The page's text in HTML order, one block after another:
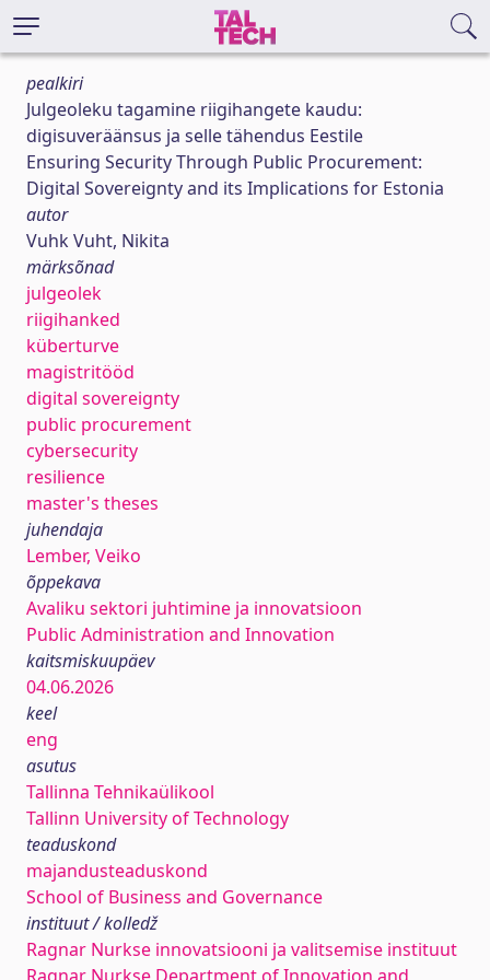
pealkiri
Julgeoleku tagamine riigihangete kaudu:
digisuveräänsus ja selle tähendus Eestile
Ensuring Security Through Public Procurement:
Digital Sovereignty and its Implications for Estonia
autor
Vuhk Vuht, Nikita
märksõnad
julgeolek
riigihanked
küberturve
magistritööd
digital sovereignty
public procurement
cybersecurity
resilience
master's theses
juhendaja
Lember, Veiko
õppekava
Avaliku sektori juhtimine ja innovatsioon
Public Administration and Innovation
kaitsmiskuupäev
04.06.2026
keel
eng
asutus
Tallinna Tehnikaülikool
Tallinn University of Technology
teaduskond
majandusteaduskond
School of Business and Governance
instituut / kolledž
Ragnar Nurkse innovatsiooni ja valitsemise instituut